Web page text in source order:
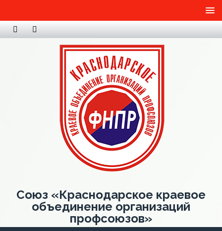
Союз «Краснодарское краевое
объединение организаций
профсоюзов»